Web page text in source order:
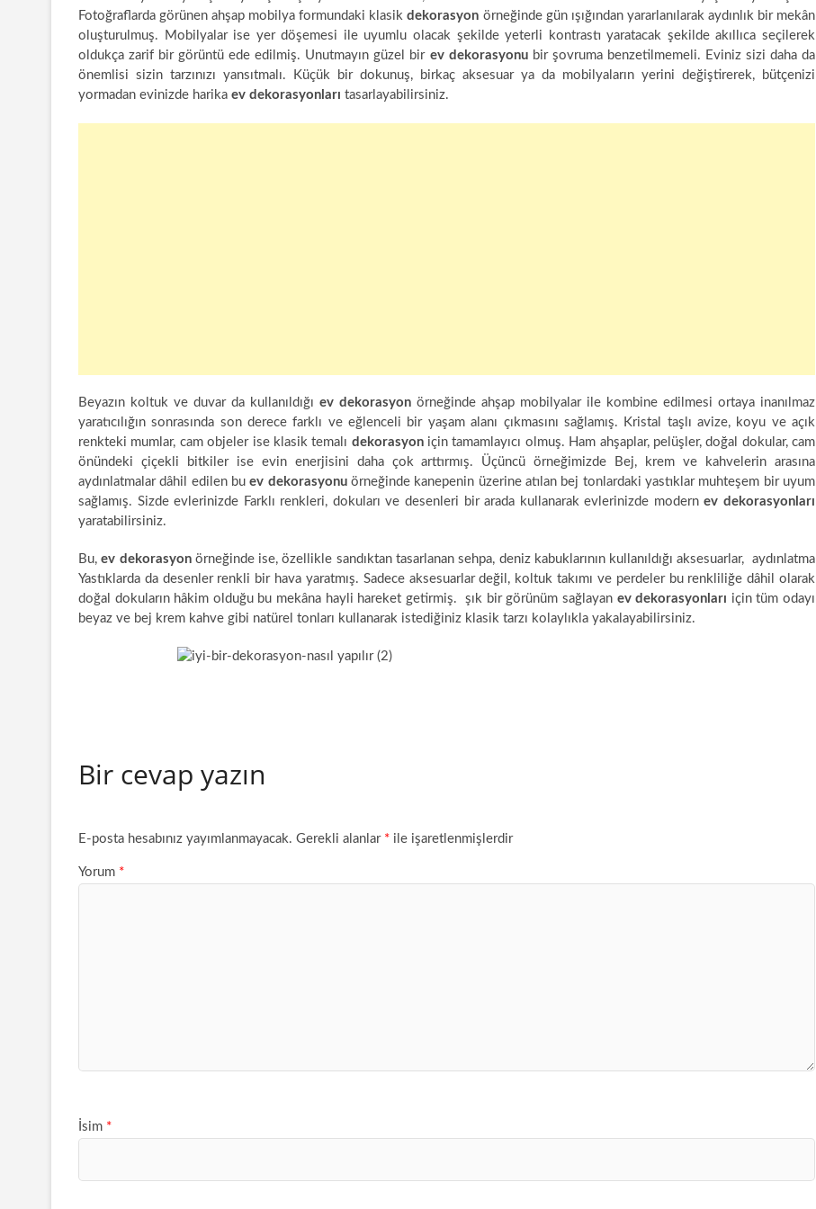
Fotoğraflarda görünen ahşap mobilya formundaki klasikdekorasyon örneğinde gün ışığından yararlanılarak aydınlık bir mekân
oluşturulmuş. Mobilyalar ise yer döşemesi ile uyumlu olacak şekilde yeterli kontrastı yaratacak şekilde akıllıca seçilerek
oldukça zarif bir görüntü ede edilmiş. Unutmayın güzel bir ev dekorasyonubir şovruma benzetilmemeli. Eviniz sizi daha da
önemlisi sizin tarzınızı yansıtmalı. Küçük bir dokunuş, birkaç aksesuar ya da mobilyaların yerini değiştirerek, bütçenizi
yormadan evinizde harika ev dekorasyonları tasarlayabilirsiniz.
Beyazın koltuk ve duvar da kullanıldığı ev dekorasyon örneğinde ahşap mobilyalar ile kombine edilmesi ortaya inanılmaz
yaratıcılığın sonrasında son derece farklı ve eğlenceli bir yaşam alanı çıkmasını sağlamış. Kristal taşlı avize, koyu ve açık
renkteki mumlar, cam objeler ise klasik temalı dekorasyoniçin tamamlayıcı olmuş. Ham ahşaplar, pelüşler, doğal dokular, cam
önündeki çiçekli bitkiler ise evin enerjisini daha çok arttırmış. Üçüncü örneğimizde Bej, krem ve kahvelerin arasına
aydınlatmalar dâhil edilen buev dekorasyonuörneğinde kanepenin üzerine atılan bej tonlardaki yastıklar muhteşem bir uyum
sağlamış. Sizde evlerinizde Farklı renkleri, dokuları ve desenleri bir arada kullanarak evlerinizde modernev dekorasyonları
yaratabilirsiniz.
Bu,ev dekorasyonörneğinde ise, özellikle sandıktan tasarlanan sehpa, deniz kabuklarının kullanıldığı aksesuarlar, aydınlatma
Yastıklarda da desenler renkli bir hava yaratmış. Sadece aksesuarlar değil, koltuk takımı ve perdeler bu renkliliğe dâhil olarak
doğal dokuların hâkim olduğu bu mekâna hayli hareket getirmiş. şık bir görünüm sağlayan ev dekorasyonları için tüm odayı
beyaz ve bej krem kahve gibi natürel tonları kullanarak istediğiniz klasik tarzı kolaylıkla yakalayabilirsiniz.
Bir cevap yazın
E-posta hesabınız yayımlanmayacak. Gerekli alanlar * ile işaretlenmişlerdir
Yorum *
İsim *